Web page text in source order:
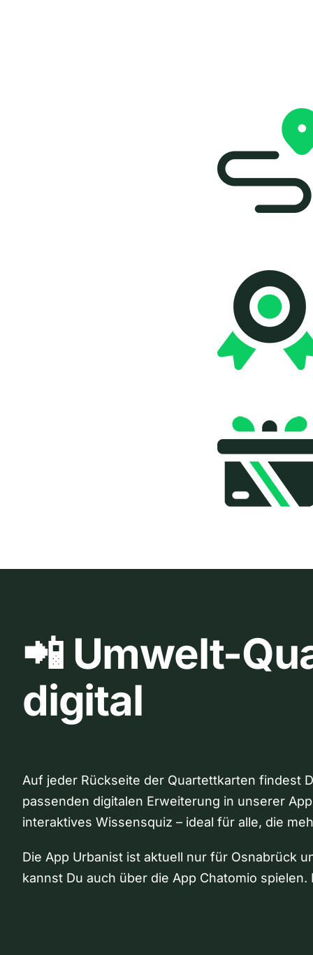
📲 Umwelt-
digital
Auf jeder Rückseite der Quartettkarten findest
passenden digitalen Erweiterung in unserer
interaktives Wissensquiz – ideal für alle, die
Die App Urbanist ist aktuell nur für Osnabrück
kannst Du auch über die App Chatomio